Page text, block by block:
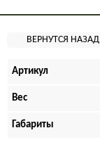
Артикул
Вес
Габариты